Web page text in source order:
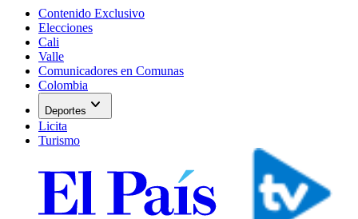
Contenido Exclusivo
Elecciones
Cali
Valle
Comunicadores en Comunas
Colombia
Deportes expand_more
Licita
Turismo